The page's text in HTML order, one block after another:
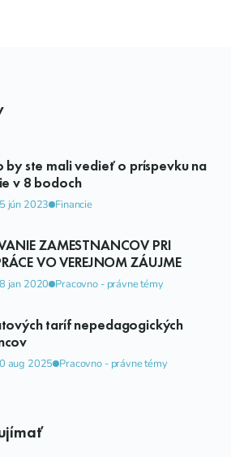
by ste mali vedieť o príspevku na
v 8 bodoch
jún 2023 Financie
ZAMESTNANCOV PRI
VO VEREJNOM ZÁUJME
jan 2020 Pracovno - právne témy
taríf nepedagogických
aug 2025 Pracovno - právne témy